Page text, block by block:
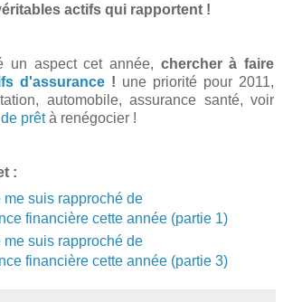
actifs qui rapportent !
un aspect cet année, chercher à faire
d'assurance ! une priorité pour 2011,
automobile, assurance santé, voir
prêtà renégocier !
:
me suis rapproché de
financière cette année (partie 1)
me suis rapproché de
financière cette année (partie 3)